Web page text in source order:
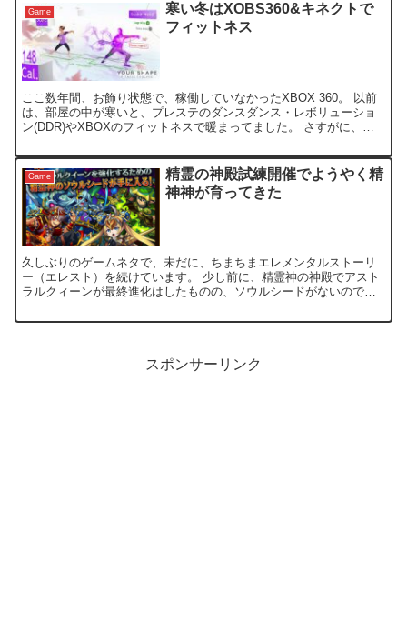
Game
寒い冬はXOBS360&キネクトで
フィットネス
ここ数年間、お飾り状態で、稼働していなかったXBOX 360。 以前
は、部屋の中が寒いと、プレステのダンスダンス・レボリューショ
ン(DDR)やXBOXのフィットネスで暖まってました。 さすがに、
Game
精霊の神殿試練開催でようやく精
神神が育ってきた
久しぶりのゲームネタで、未だに、ちまちまエレメンタルストーリ
ー（エレスト）を続けています。 少し前に、精霊神の神殿でアスト
ラルクィーンが最終進化はしたものの、ソウルシードがないのでソ
スポンサーリンク